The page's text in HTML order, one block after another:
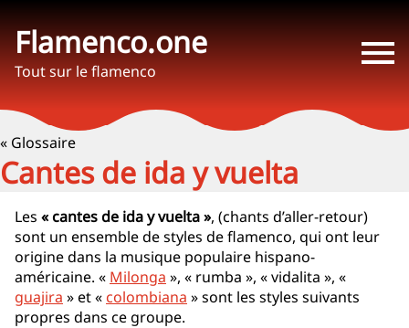
Flamenco.one
Tout sur le flamenco
« Glossaire
Cantes de ida y vuelta
Les « cantes de ida y vuelta », (chants d’aller-retour)
sont un ensemble de styles de flamenco, qui ont leur
origine dans la musique populaire hispano-
américaine. « Milonga », « rumba », « vidalita », «
guajira » et « colombiana » sont les styles suivants
propres dans ce groupe.